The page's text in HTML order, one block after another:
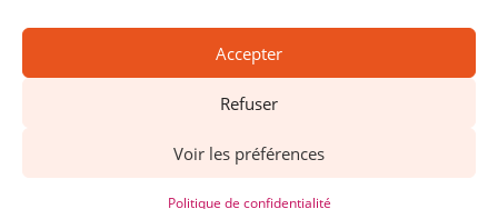
Accepter
Refuser
Voir les préférences
Politique de confidentialité